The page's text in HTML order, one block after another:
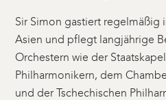
Sir Simon gastiert regelmäßig
Asien und pflegt langjährige
Orchestern wie der
Philharmonikern, dem
und der Tschechischen